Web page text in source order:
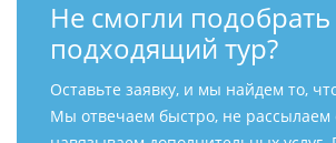
Не смогли подобрать
подходящий тур?
Оставьте заявку, и мы найдем то,
Мы отвечаем быстро, не рассылаем